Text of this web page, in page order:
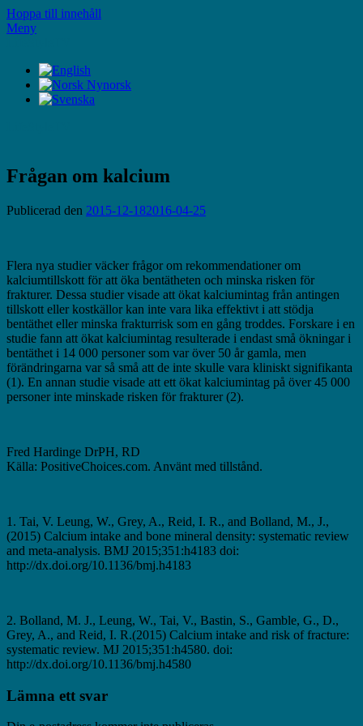
Hoppa till innehåll
Meny
Frågan om kalcium
Publicerad den 2015-12-182016-04-25
Flera nya studier väcker frågor om rekommendationer om
kalciumtillskott för att öka bentätheten och minska risken för
frakturer. Dessa studier visade att ökat kalciumintag från antingen
tillskott eller kostkällor kan inte vara lika effektivt i att stödja
bentäthet eller minska frakturrisk som en gång troddes. Forskare i en
studie fann att ökat kalciumintag resulterade i endast små ökningar i
bentäthet i 14 000 personer som var över 50 år gamla, men
förändringarna var så små att de inte skulle vara kliniskt signifikanta
(1). En annan studie visade att ett ökat kalciumintag på över 45 000
personer inte minskade risken för frakturer (2).
Fred Hardinge DrPH, RD
Källa: PositiveChoices.com. Använt med tillstånd.
1. Tai, V. Leung, W., Grey, A., Reid, I. R., and Bolland, M., J.,
(2015) Calcium intake and bone mineral density: systematic review
and meta-analysis. BMJ 2015;351:h4183 doi:
http://dx.doi.org/10.1136/bmj.h4183
2. Bolland, M. J., Leung, W., Tai, V., Bastin, S., Gamble, G., D.,
Grey, A., and Reid, I. R.(2015) Calcium intake and risk of fracture:
systematic review. MJ 2015;351:h4580. doi:
http://dx.doi.org/10.1136/bmj.h4580
Lämna ett svar